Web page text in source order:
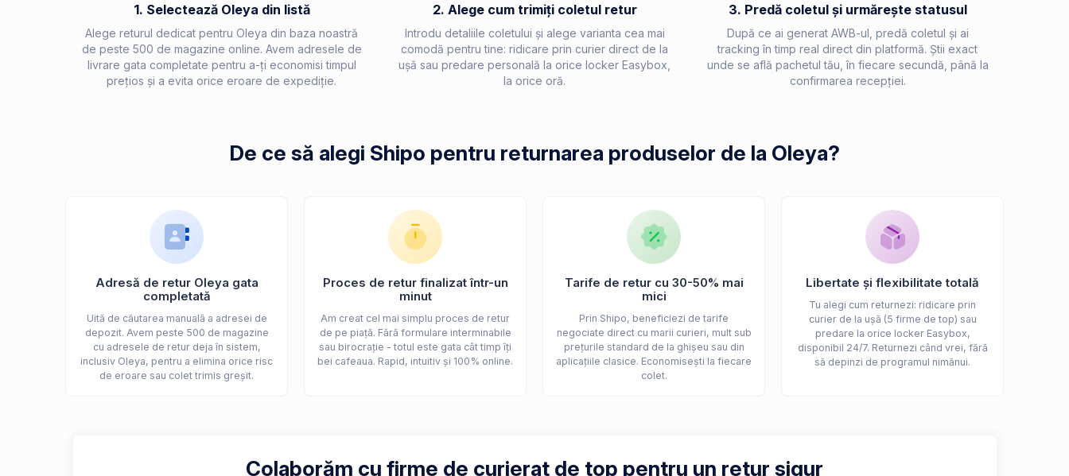
1. Selectează Oleya din listă
Alege returul dedicat pentru Oleya din baza noastră
de peste 500 de magazine online. Avem adresele de
livrare gata completate pentru a-ți economisi timpul
prețios și a evita orice eroare de expediție.
2. Alege cum trimiți coletul retur
Introdu detaliile coletului și alege varianta cea mai
comodă pentru tine: ridicare prin curier direct de la
ușă sau predare personală la orice locker Easybox,
la orice oră.
3. Predă coletul și urmărește statusul
După ce ai generat AWB-ul, predă coletul și ai
tracking în timp real direct din platformă. Știi exact
unde se află pachetul tău, în fiecare secundă, până la
confirmarea recepției.
De ce să alegi Shipo pentru returnarea produselor de la Oleya?
Adresă de retur Oleya gata
completată
Uită de căutarea manuală a adresei de
depozit. Avem peste 500 de magazine
cu adresele de retur deja în sistem,
inclusiv Oleya, pentru a elimina orice risc
de eroare sau colet trimis greșit.
Proces de retur finalizat într-un
minut
Am creat cel mai simplu proces de retur
de pe piață. Fără formulare interminabile
sau birocrație - totul este gata cât timp îți
bei cafeaua. Rapid, intuitiv și 100% online.
Tarife de retur cu 30-50% mai
mici
Prin Shipo, beneficiezi de tarife
negociate direct cu marii curieri, mult sub
prețurile standard de la ghișeu sau din
aplicațiile clasice. Economisești la fiecare
colet.
Libertate și flexibilitate totală
Tu alegi cum returnezi: ridicare prin
curier de la ușă (5 firme de top) sau
predare la orice locker Easybox,
disponibil 24/7. Returnezi când vrei, fără
să depinzi de programul nimănui.
Colaborăm cu firme de curierat de top pentru un retur sigur